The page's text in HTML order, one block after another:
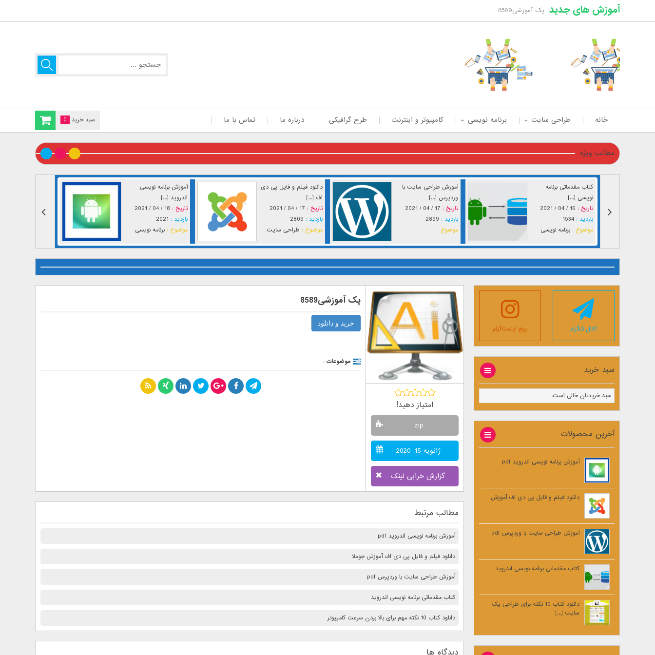
آموزش های جدید پک آموزشی8589
سبد خرید 0 خانه طراحی سایت برنامه نویسی کامپیوتر و اینترنت طرح گرافیکی درباره ما تماس با ما
مطالب ویژه
آموزش برنامه نویسی
اندروید [...]
تاریخ : 18 / 04 / 2021
بازدید : 2021
موضوع :برنامه نویسی
دانلود فیلم و فایل پی دی
اف [...]
تاریخ : 17 / 04 / 2021
بازدید : 2809
موضوع : طراحی سایت
آموزش طراحی سایت با
وردپرس [...]
تاریخ : 17 / 04 / 2021
بازدید : 2899
موضوع :
کتاب مقدماتی برنامه
نویسی [...]
تاریخ : 16 / 04 / 2021
بازدید : 1534
موضوع : برنامه نویسی
امتیاز دهید!
zip
ژانویه 15, 2020
گزارش خرابی لینک
پک آموزشی8589
خرید و دانلود
موضوعات :
مطالب مرتبط
آموزش برنامه نویسی اندروید pdf
دانلود فیلم و فایل پی دی اف آموزش جوملا
آموزش طراحی سایت با وردپرس pdf
کتاب مقدماتی برنامه نویسی اندروید
دانلود کتاب 10 نكته مهم برای بالا بردن سرعت كامپيوتر
دیدگاه ها
کانال تلگرام پیج اینستاگرام
سبد خرید
سبد خریدتان خالی است.
آخرین محصولات
آموزش برنامه نویسی اندروید pdf
دانلود فیلم و فایل پی دی اف آموزش
آموزش طراحی سایت با وردپرس pdf
کتاب مقدماتی برنامه نویسی اندروید
دانلود کتاب 10 نکته برای طراحی یک
سایت [...]